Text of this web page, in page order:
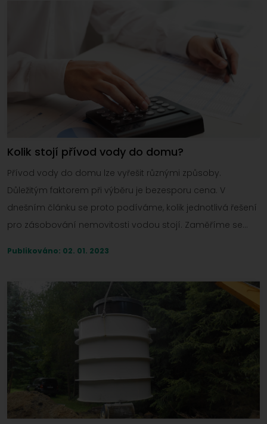
Kolik stojí přívod vody do domu?
Přívod vody do domu lze vyřešit různými způsoby.
Důležitým faktorem při výběru je bezesporu cena. V
dnešním článku se proto podíváme, kolik jednotlivá řešení
pro zásobování nemovitosti vodou stojí. Zaměříme se
Publikováno: 02. 01. 2023